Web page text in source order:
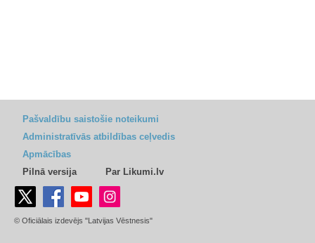
Pašvaldību saistošie noteikumi
Administratīvās atbildības ceļvedis
Apmācības
Pilnā versija
Par Likumi.lv
© Oficiālais izdevējs "Latvijas Vēstnesis"